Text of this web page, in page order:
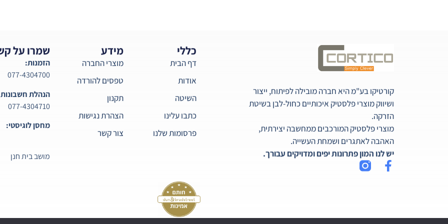
קורטיקו בע"מ היא חברה מובילה לפיתוח, ייצור
ושיווק מוצרי פלסטיק איכותיים כחול-לבן בשיטת
הזרקה.
מוצרי פלסטיק המורכבים ממחשבה יצירתית,
האהבה לאתגרים ושמחת העשייה.
יש לנו המון פתרונות יפים ומדויקים עבורך.
כללי
דף הבית
אודות
השיטה
כתבו עלינו
פרסומות שלנו
מידע
מוצרי החברה
טפסים להורדה
תקנון
הצהרת נגישות
צור קשר
שמרו על
הזמנות:
077-4304700
הנהלת
077-4304710
מחסן לוגיסטי:
מושב בית חנן